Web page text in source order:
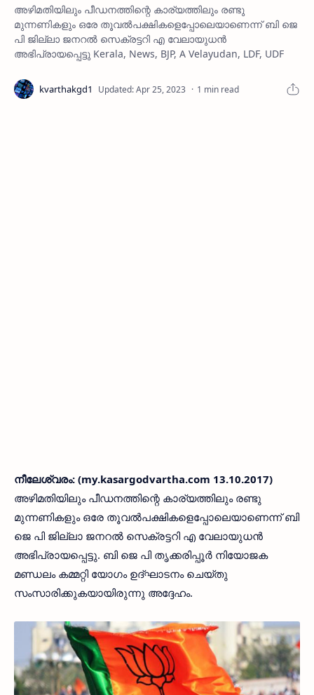
അഴിമതിയിലും പീഡനത്തിന്റെ കാര്യത്തിലും രണ്ടു
മുന്നണികളും ഒരേ തൂവല്‍പക്ഷികളെപ്പോലെയാണെന്ന് ബി ജെ
പി ജില്ലാ ജനറല്‍ സെക്രട്ടറി എ വേലായുധന്‍
അഭിപ്രായപ്പെട്ടു Kerala, News, BJP, A Velayudan, LDF, UDF
1 min read
നീലേശ്വരം: (my.kasargodvartha.com 13.10.2017)
അഴിമതിയിലും പീഡനത്തിന്റെ കാര്യത്തിലും രണ്ടു
മുന്നണികളും ഒരേ തൂവല്‍പക്ഷികളെപ്പോലെയാണെന്ന് ബി
ജെ പി ജില്ലാ ജനറല്‍ സെക്രട്ടറി എ വേലായുധന്‍
അഭിപ്രായപ്പെട്ടു. ബി ജെ പി തൃക്കരിപ്പൂര്‍ നിയോജക
മണ്ഡലം കമ്മറ്റി യോഗം ഉദ്ഘാടനം ചെയ്തു
സംസാരിക്കുകയായിരുന്നു അദ്ദേഹം.